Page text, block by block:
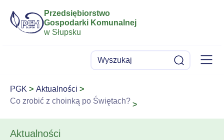
Przedsiębiorstwo
Gospodarki Komunalnej
w Słupsku
Wyszukaj Szukaj Menu
PGK
Aktualności
Co zrobić z choinką po Świętach?
Aktualności